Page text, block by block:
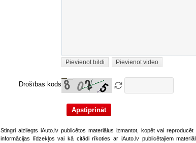
Pievienot bildi Pievienot video
Drošības kods
Stingri aizliegts iAuto.lv publicētos materiālus izmantot, kopēt vai
informācijas līdzekļos vai kā citādi rīkoties ar iAuto.lv publicētajiem